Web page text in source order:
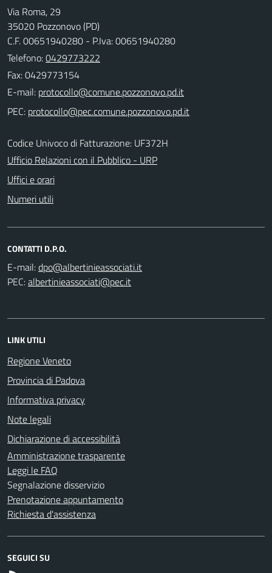
Via Roma, 29
35020 Pozzonovo (PD)
C.F. 00651940280 - P.Iva: 00651940280
Telefono:0429773222
Fax: 0429773154
E-mail:
PEC:
Codice Univoco di Fatturazione: UF372H
Ufficio Relazioni con il Pubblico - URP
Uffici e orari
Numeri utili
CONTATTI D.P.O.
E-mail:
PEC:
LINK UTILI
Regione Veneto
Provincia di Padova
Informativa privacy
Note legali
Dichiarazione di accessibilità
Amministrazione trasparente
Leggi le FAQ
Segnalazione disservizio
Prenotazione appuntamento
Richiesta d'assistenza
SEGUICI SU